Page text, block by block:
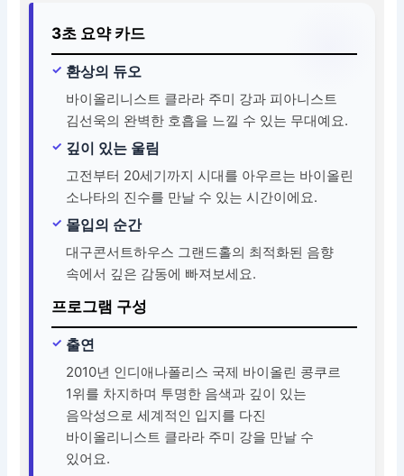
3초 요약 카드
환상의 듀오
바이올리니스트 클라라 주미 강과 피아니스트
김선욱의 완벽한 호흡을 느낄 수 있는 무대예요.
깊이 있는 울림
고전부터 20세기까지 시대를 아우르는 바이올린
소나타의 진수를 만날 수 있는 시간이에요.
몰입의 순간
대구콘서트하우스 그랜드홀의 최적화된 음향
속에서 깊은 감동에 빠져보세요.
프로그램 구성
출연
2010년 인디애나폴리스 국제 바이올린 콩쿠르
1위를 차지하며 투명한 음색과 깊이 있는
음악성으로 세계적인 입지를 다진
바이올리니스트 클라라 주미 강을 만날 수
있어요.